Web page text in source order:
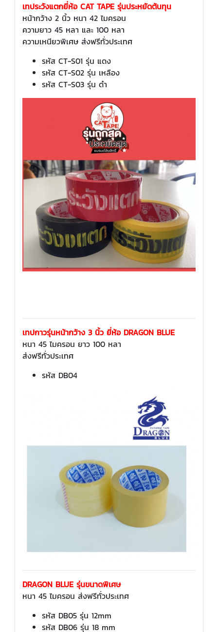
เทประวังแตกยี่ห้อ CAT TAPE รุ่นประหยัดต้นทุน
หน้ากว้าง 2 นิ้ว หนา 42 ไมครอน
ความยาว 45 หลา และ 100 หลา
ความเหนียวพิเศษ ส่งฟรีทั่วประเทศ
รหัส CT-S01 รุ่น แดง
รหัส CT-S02 รุ่น เหลือง
รหัส CT-S03 รุ่น ดำ
เทปกาวรุ่นหน้ากว้าง 3 นิ้ว ยี่ห้อ DRAGON BLUE
หนา 45 ไมครอน ยาว 100 หลา
ส่งฟรีทั่วประเทศ
รหัส DB04
DRAGON BLUE รุ่นขนาดพิเศษ
หนา 45 ไมครอน ส่งฟรีทั่วประเทศ
รหัส DB05 รุ่น 12mm
รหัส DB06 รุ่น 18 mm